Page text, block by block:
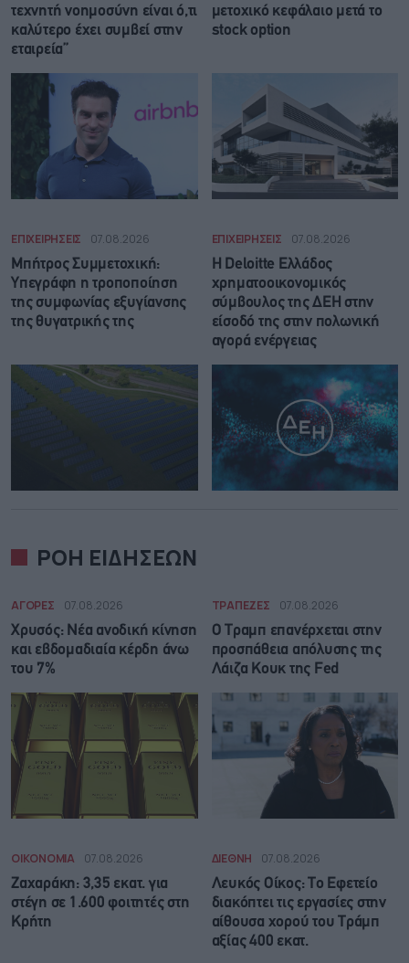
τεχνητή νοημοσύνη είναι ό,τι
καλύτερο έχει συμβεί στην
εταιρεία”
μετοχικό κεφάλαιο μετά το
stock option
ΕΠΙΧΕΙΡΗΣΕΙΣ 07.08.2026
Μπήτρος Συμμετοχική:
Υπεγράφη η τροποποίηση
της συμφωνίας εξυγίανσης
της θυγατρικής της
ΕΠΙΧΕΙΡΗΣΕΙΣ 07.08.2026
Η Deloitte Ελλάδος
χρηματοοικονομικός
σύμβουλος της ΔΕΗ στην
είσοδό της στην πολωνική
αγορά ενέργειας
ΡΟΗ ΕΙΔΗΣΕΩΝ
ΑΓΟΡΕΣ 07.08.2026
Χρυσός: Νέα ανοδική κίνηση
και εβδομαδιαία κέρδη άνω
του 7%
ΤΡΑΠΕΖΕΣ 07.08.2026
Ο Τραμπ επανέρχεται στην
προσπάθεια απόλυσης της
Λάιζα Κουκ της Fed
ΟΙΚΟΝΟΜΙΑ 07.08.2026
Ζαχαράκη: 3,35 εκατ. για
στέγη σε 1.600 φοιτητές στη
Κρήτη
ΔΙΕΘΝΗ 07.08.2026
Λευκός Οίκος: Το Εφετείο
διακόπτει τις εργασίες στην
αίθουσα χορού του Τράμπ
αξίας 400 εκατ.